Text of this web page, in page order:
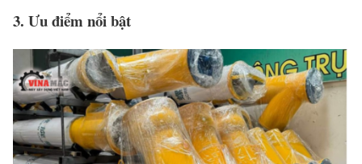
3. Ưuđiểm nổibật